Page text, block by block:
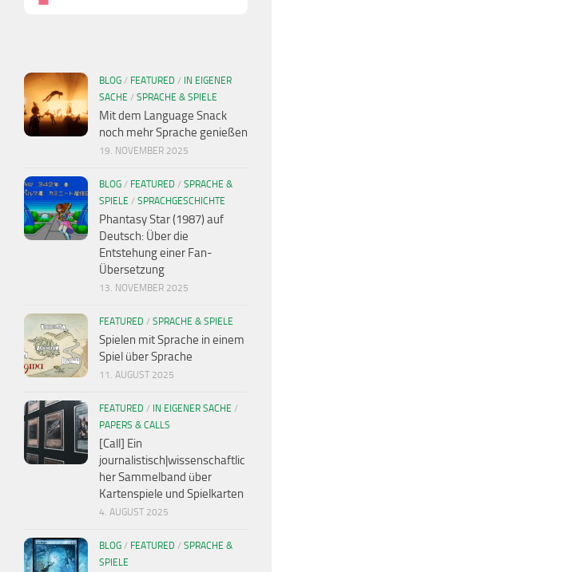
BLOG / FEATURED / IN EIGENER
SACHE / SPRACHE & SPIELE
Mit dem Language Snack
noch mehr Sprache genießen
19. NOVEMBER 2025
BLOG / FEATURED / SPRACHE &
SPIELE / SPRACHGESCHICHTE
Phantasy Star (1987) auf
Deutsch: Über die
Entstehung einer Fan-
Übersetzung
13. NOVEMBER 2025
FEATURED / SPRACHE & SPIELE
Spielen mit Sprache in einem
Spiel über Sprache
11. AUGUST 2025
FEATURED / IN EIGENER SACHE /
PAPERS & CALLS
[Call] Ein
journalistisch|wissenschaftlic
her Sammelband über
Kartenspiele und Spielkarten
4. AUGUST 2025
BLOG / FEATURED / SPRACHE &
SPIELE